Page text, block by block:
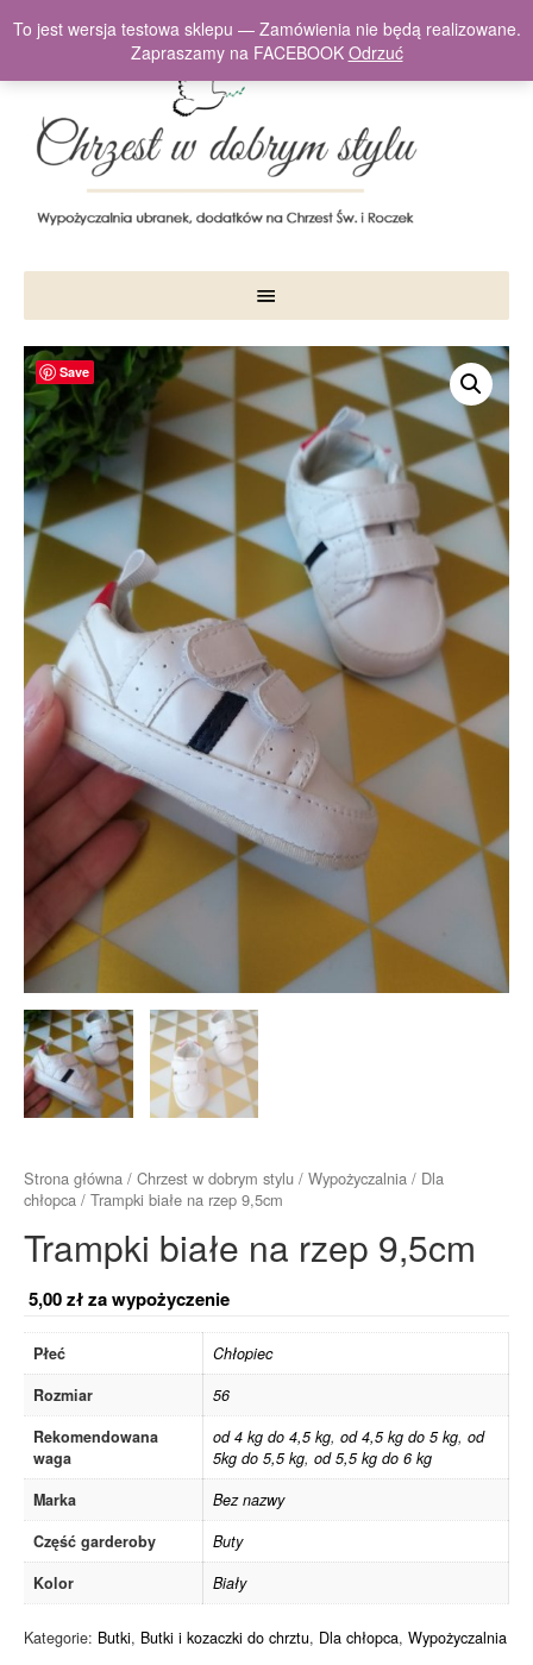
Save
Strona główna / Chrzest w dobrym stylu / Wypożyczalnia / Dla
chłopca / Trampki białe na rzep 9,5cm
Trampki białe na rzep 9,5cm
5,00złza wypożyczenie
Płeć
Chłopiec
Rozmiar
56
Rekomendowana
waga
od 4 kg do 4,5 kg, od 4,5 kg do 5 kg, od
5kg do 5,5 kg, od 5,5 kg do 6 kg
Marka
Bez nazwy
Część garderoby
Buty
Kolor
Biały
Kategorie: Butki, Butki i kozaczki do chrztu, Dla chłopca, Wypożyczalnia
To jest wersja testowa sklepu — Zamówienia nie będą realizowane.
Zapraszamy na FACEBOOK Odrzuć